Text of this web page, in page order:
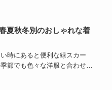
夏秋冬別のおしゃれな着
時にあると便利な緑スカー
節でも色々な洋服と合わせや